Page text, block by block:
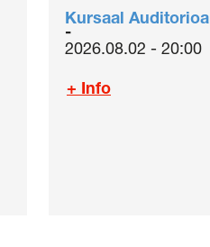
Kursaal Auditorioa
2026.08.02 - 20:00
+ Info